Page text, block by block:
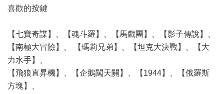
喜歡的按鍵
【七寶奇謀】、【魂斗羅】、【馬戲團】、【影子傳說】、
【南極大冒險】、 【瑪莉兄弟】、【坦克大決戰】、【大
力水手】、
【飛狼直昇機】、【企鵝闖天關】、【1944】、【俄羅斯
方塊】、